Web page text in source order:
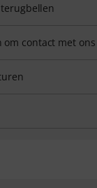
om contact met